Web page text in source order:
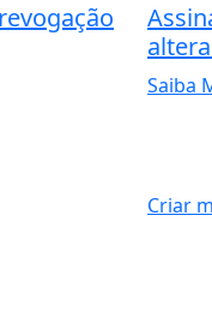
Saiba
Criar